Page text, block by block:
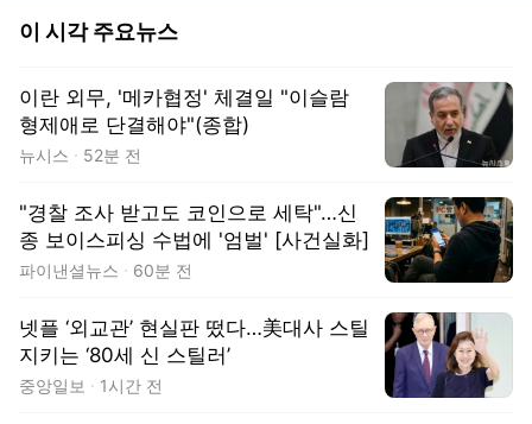
이 시각 주요뉴스
이란 외무, '메카협정' 체결일 "이슬람
형제애로 단결해야"(종합)
뉴시스 52분 전
"경찰 조사 받고도 코인으로 세탁"…신
종 보이스피싱 수법에 '엄벌' [사건실화]
파이낸셜뉴스 60분 전
넷플 ‘외교관’ 현실판 떴다…美대사 스틸
지키는 ‘80세 신 스틸러’
중앙일보 1시간 전